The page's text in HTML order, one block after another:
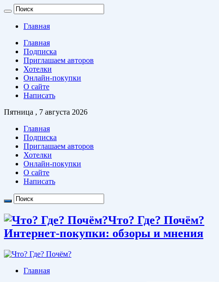
Главная
Главная
Подписка
Приглашаем авторов
Хотелки
Онлайн-покупки
О сайте
Написать
Пятница , 7 августа 2026
Главная
Подписка
Приглашаем авторов
Хотелки
Онлайн-покупки
О сайте
Написать
Что? Где? Почём?
Интернет-покупки: обзоры и мнения
Главная